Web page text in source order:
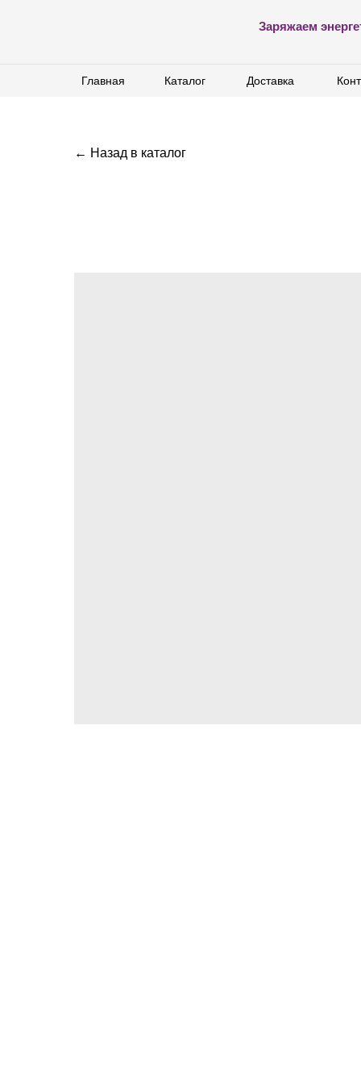
Заряжаем
Доставка
Каталог
Главная Доставка
Каталог
Главная
← Назад в каталог